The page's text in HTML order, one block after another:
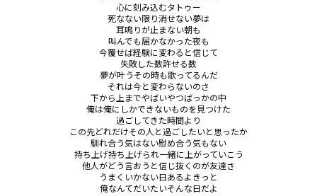
心に刻み込むタトゥー
死なない限り消せない夢は
耳鳴りが止まない朝も
叫んでも届かなかった夜も
今覆せば経験に変わると信じて
失敗した数許せる数
夢が叶うその時も歌ってるんだ
それは今と変わらないのさ
下から上までやばいやつばっかの中
俺は俺にしかできないものを見つけた
過ごしてきた時間より
この先どれだけその人と過ごしたいと思ったか
馴れ合う気はない慰め合う気もない
持ち上げ持ち上げられ一緒に上がっていこう
他人がどう言おうと信じ抜くのが友達さ
うまくいかない日あるよきっと
俺なんてだいたいそんな日だよ